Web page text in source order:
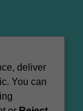
deliver
You can